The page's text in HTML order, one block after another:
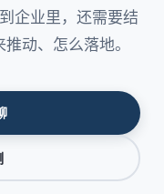
企业里，还需要结
动、怎么落地。